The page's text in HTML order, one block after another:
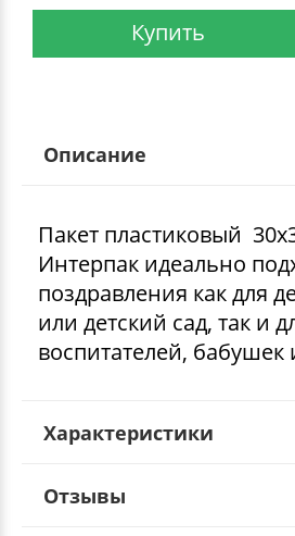
Купить
Описание
Пакет пластиковый
Интерпак идеально
поздравления как для
или детский сад, так и
воспитателей, бабушек
Характеристики
Отзывы